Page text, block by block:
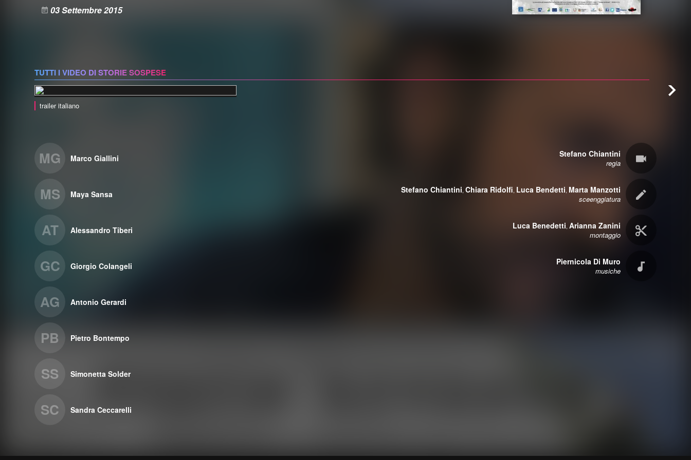
03 Settembre 2015
TUTTI I VIDEO DI STORIE SOSPESE
trailer italiano
MG Marco Giallini
MS Maya Sansa
AT Alessandro Tiberi
GC Giorgio Colangeli
AG Antonio Gerardi
PB Pietro Bontempo
SS Simonetta Solder
SC Sandra Ceccarelli
Stefano Chiantini
regia
Stefano Chiantini,Chiara Ridolfi, Luca Bendetti, Marta Manzotti
sceenggiatura
Luca Benedetti, Arianna Zanini
montaggio
Piernicola Di Muro
musiche